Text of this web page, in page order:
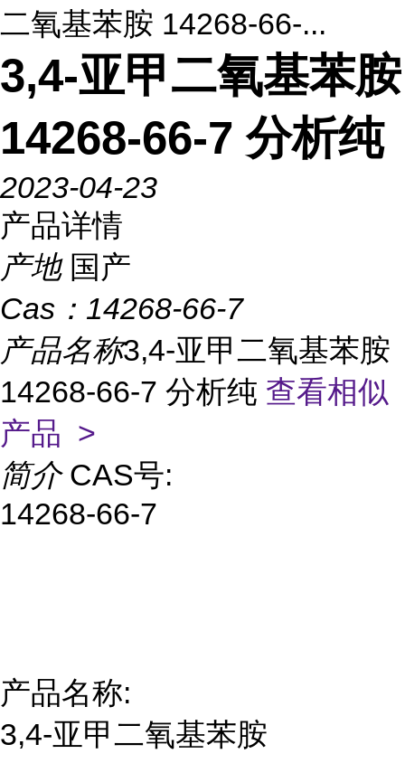
二氧基苯胺 14268-66-...
3,4-亚甲二氧基苯胺
14268-66-7 分析纯
2023-04-23
产品详情
产地 国产
Cas： 14268-66-7
产品名称3,4-亚甲二氧基苯胺
14268-66-7 分析纯 查看相似
产品 >
简介 CAS号:
14268-66-7
产品名称:
3,4-亚甲二氧基苯胺